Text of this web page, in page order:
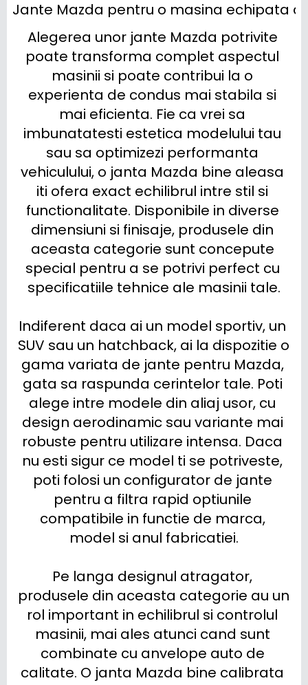
Jante Mazda pentru o masina echipata
Alegerea unor jante Mazda potrivite
poate transforma complet aspectul
masinii si poate contribui la o
experienta de condus mai stabila si
mai eficienta. Fie ca vrei sa
imbunatatesti estetica modelului tau
sau sa optimizezi performanta
vehiculului, o janta Mazda bine aleasa
iti ofera exact echilibrul intre stil si
functionalitate. Disponibile in diverse
dimensiuni si finisaje, produsele din
aceasta categorie sunt concepute
special pentru a se potrivi perfect cu
specificatiile tehnice ale masinii tale.
Indiferent daca ai un model sportiv, un
SUV sau un hatchback, ai la dispozitie o
gama variata de jante pentru Mazda,
gata sa raspunda cerintelor tale. Poti
alege intre modele din aliaj usor, cu
design aerodinamic sau variante mai
robuste pentru utilizare intensa. Daca
nu esti sigur ce model ti se potriveste,
poti folosi un configurator de jante
pentru a filtra rapid optiunile
compatibile in functie de marca,
model si anul fabricatiei.
Pe langa designul atragator,
produsele din aceasta categorie au un
rol important in echilibrul si controlul
masinii, mai ales atunci cand sunt
combinate cu anvelope auto de
calitate. O janta Mazda bine calibrata